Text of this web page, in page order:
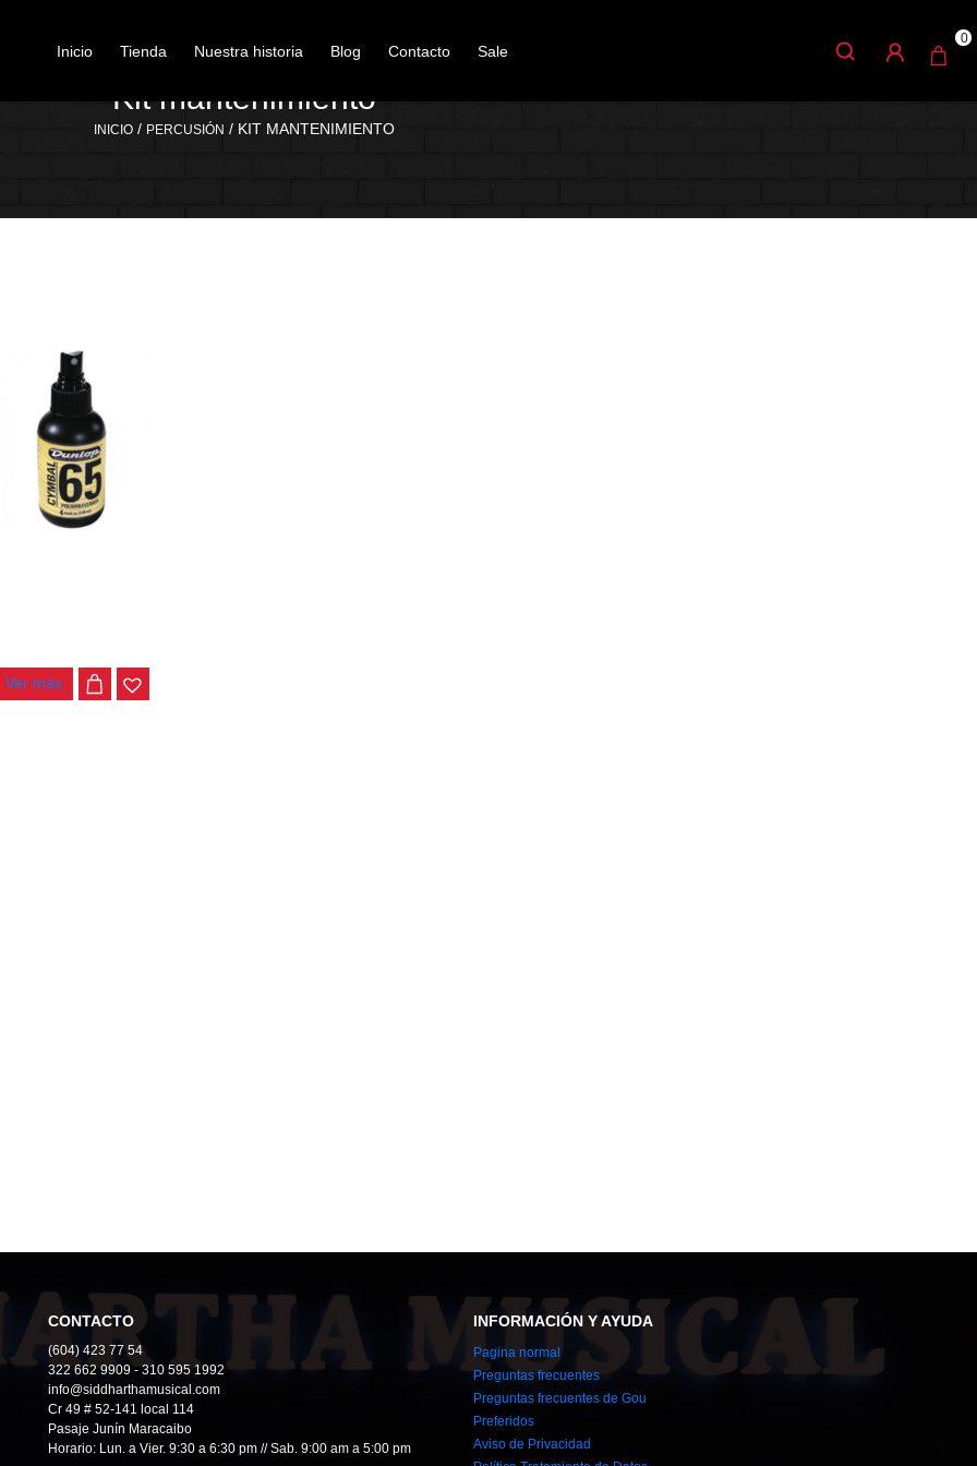
Inicio Tienda Nuestra historia Blog Contacto Sale
0
Kit mantenimiento
INICIO / PERCUSIÓN / KIT MANTENIMIENTO
Ver más
CONTACTO
(604) 423 77 54
322 662 9909 - 310 595 1992
info@siddharthamusical.com
Cr 49 # 52-141 local 114
Pasaje Junín Maracaibo
Horario: Lun. a Vier. 9:30 a 6:30 pm // Sab. 9:00 am a 5:00 pm
INFORMACIÓN Y AYUDA
Pagina normal
Preguntas frecuentes
Preguntas frecuentes de Gou
Preferidos
Aviso de Privacidad